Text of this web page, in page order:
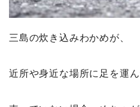
三島の炊き込みわかめが、
近所や身近な場所に足を運